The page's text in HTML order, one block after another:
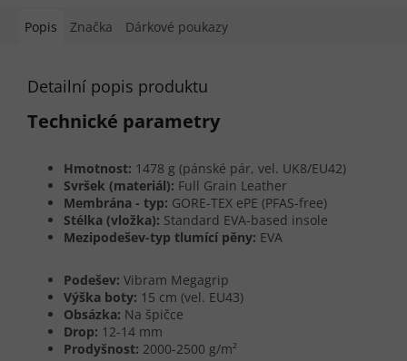
Popis Značka Dárkové poukazy
Detailní popis produktu
Technické parametry
Hmotnost: 1478 g (pánské pár, vel. UK8/EU42)
Svršek (materiál): Full Grain Leather
Membrána - typ: GORE-TEX ePE (PFAS-free)
Stélka (vložka): Standard EVA-based insole
Mezipodešev-typ tlumící pěny: EVA
Podešev: Vibram Megagrip
Výška boty: 15 cm (vel. EU43)
Obsázka: Na špičce
Drop: 12-14 mm
Prodyšnost: 2000-2500 g/m²